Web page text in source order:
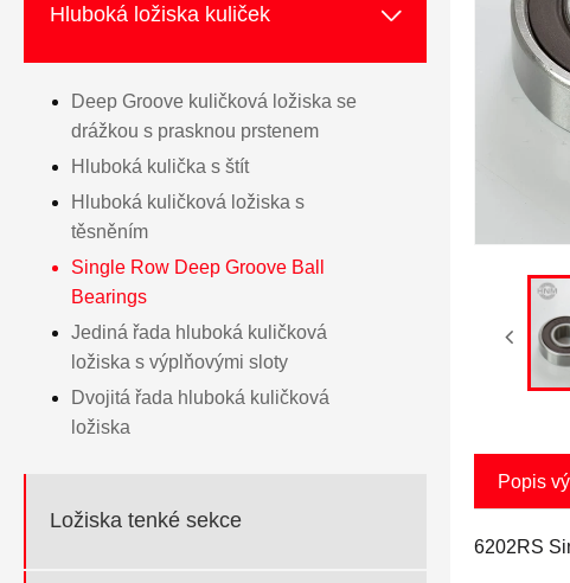
Hluboká ložiska kuliček 
Deep Groove kuličková ložiska se
drážkou s prasknou prstenem
Hluboká kulička s štít
Hluboká kuličková ložiska s
těsněním
Single Row Deep Groove Ball
Bearings
Jediná řada hluboká kuličková
ložiska s výplňovými sloty
Dvojitá řada hluboká kuličková
ložiska
Ložiska tenké sekce
Popis
6202RS